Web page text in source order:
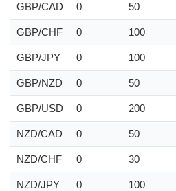
GBP/CAD 0 50
GBP/CHF 0 100
GBP/JPY 0 100
GBP/NZD 0 50
GBP/USD 0 200
NZD/CAD 0 50
NZD/CHF 0 30
NZD/JPY 0 100